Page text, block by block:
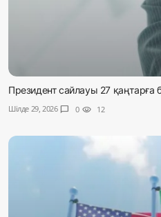
Президент сайлауы 27 қаңтарға
Шілде 29, 2026 chat_bubble 0 visibility 12